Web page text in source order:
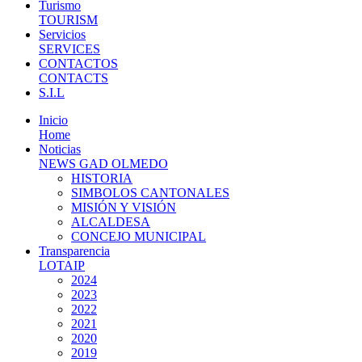
Turismo
TOURISM
Servicios
SERVICES
CONTACTOS
CONTACTS
S.I.L
Inicio
Home
Noticias
NEWS GAD OLMEDO
HISTORIA
SIMBOLOS CANTONALES
MISIÓN Y VISIÓN
ALCALDESA
CONCEJO MUNICIPAL
Transparencia
LOTAIP
2024
2023
2022
2021
2020
2019